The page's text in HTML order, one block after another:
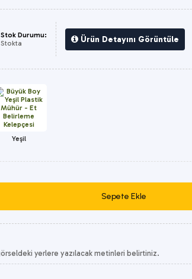
Stok Durumu:
Stokta
Ürün Detayını Görüntüle
Yeşil
yerlere yazılacak metinleri belirtiniz.